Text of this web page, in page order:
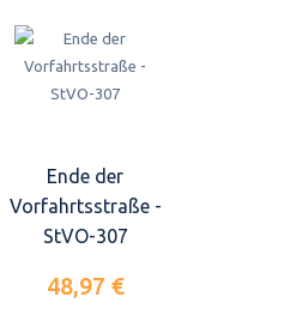
Ende der
Vorfahrtsstraße -
StVO-307
48,97 €